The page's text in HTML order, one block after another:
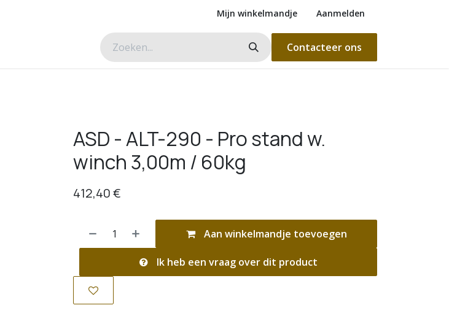
Mijn winkelmandje Aanmelden
Contacteer ons
ASD - ALT-290 - Pro stand w.
winch 3,00m / 60kg
412,40€
Aan winkelmandje toevoegen
Ik heb een vraag over dit product